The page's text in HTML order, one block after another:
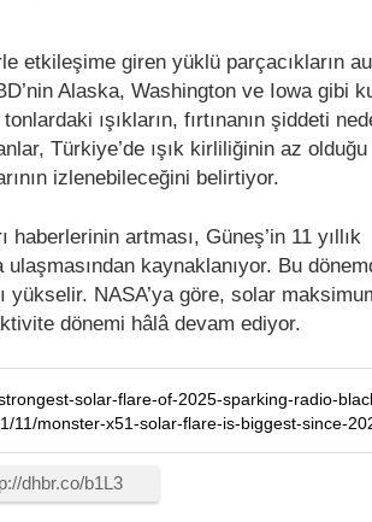
etkileşime giren yüklü parçacıkların
Alaska, Washington ve Iowa gibi
ışıkların, fırtınanın şiddeti
Türkiye’de ışık kirliliğinin az olduğu
izlenebileceğini belirtiyor.
artması, Güneş’in 11 yıllık
kaynaklanıyor. Bu
yükselir. NASA’ya göre, solar
dönemi hâlâ devam ediyor.